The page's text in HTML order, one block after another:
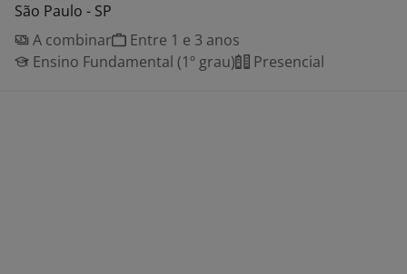
São Paulo - SP
A combinar
Entre 1 e 3 anos
Ensino Fundamental (1º grau)
Presencial